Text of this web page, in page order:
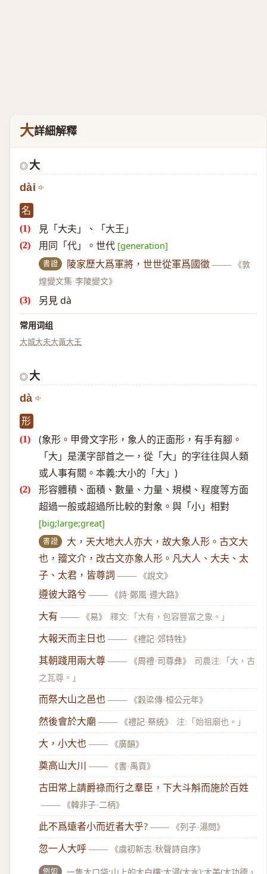
大詳細解釋
◎ 大
dài
名
見「大夫」、「大王」
用同「代」。世代 [generation]
書證 陵家歷大爲軍將，世世從軍爲國徵 ——
《敦
煌變文集·李陵變文》
另見 dà
常用词组
大城大夫大黃大王
◎ 大
dà
形
(象形。甲骨文字形，象人的正面形，有手有腳。
「大」是漢字部首之一，從「大」的字往往與人類
或人事有關。本義:大小的「大」)
形容體積、面積、數量、力量、規模、程度等方面
超過一般或超過所比較的對象。與「小」相對
[big;large;great]
書證
大，天大地大人亦大，故大象人形。古文大
也，籀文介，改古文亦象人形。凡大人、大夫、太
子、太君，皆尊詞 —— 《說文》
遵彼大路兮 —— 《詩·鄭風·遵大路》
大有 —— 《易》 釋文:「大有，包容豐富之象。」
大報天而主日也 —— 《禮記·郊特牲》
其朝踐用兩大尊 —— 《周禮·司尊彝》
司農注:「大，古
之瓦尊。」
而祭大山之邑也 —— 《穀梁傳·桓公元年》
然後會於大廟 —— 《禮記·祭統》 注:「始祖廟也。」
大，小大也 —— 《廣韻》
奠高山大川 —— 《書·禹貢》
古田常上請爵祿而行之羣臣，下大斗斛而施於百姓
——
《韓非子·二柄》
此不爲遠者小而近者大乎? —— 《列子·湯問》
忽一人大呼 —— 《虞初新志·秋聲詩自序》
例如